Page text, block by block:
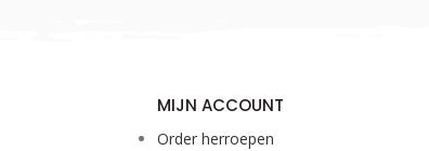
MIJN ACCOUNT
Order herroepen